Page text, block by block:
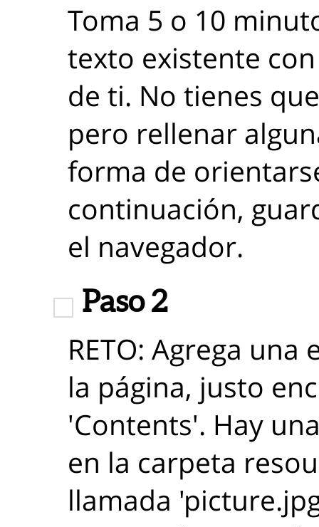
Toma 5 o 10
texto existente
de ti. No tienes
pero rellenar
forma de
continuación,
el navegador.
Paso 2
RETO: Agrega
la página, justo
'Contents'. Hay
en la carpeta
llamada